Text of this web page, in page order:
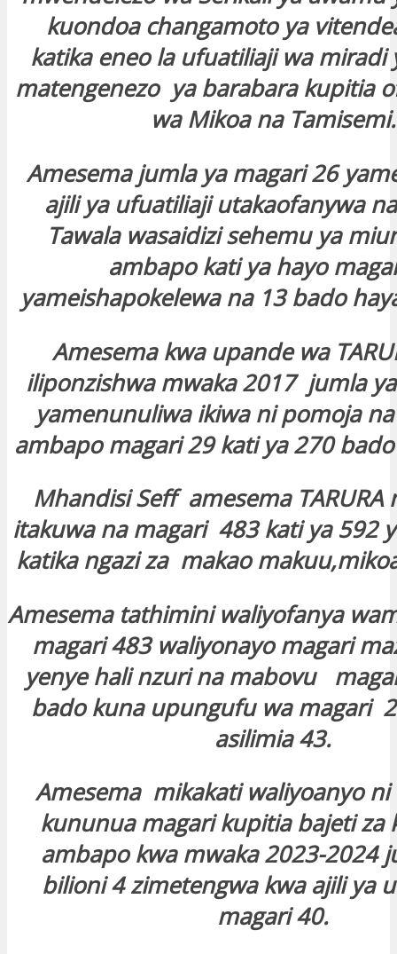
kuondoa changamoto ya
katika eneo la ufuatiliaji wa miradi
matengenezo ya barabara kupitia
wa Mikoa na Tamisemi.
Amesema jumla ya magari 26
ajili ya ufuatiliaji utakaofanywa
Tawala wasaidizi sehemu ya
ambapo kati ya hayo
yameishapokelewa na 13 bado
Amesema kwa upande wa
iliponzishwa mwaka 2017 jumla
yamenunuliwa ikiwa ni pomoja
ambapo magari 29 kati ya 270
Mhandisi Seff amesema TARURA
itakuwa na magari 483 kati ya 592
katika ngazi za makao
Amesema tathimini waliyofanya
magari 483 waliyonayo magari
yenye hali nzuri na mabovu
bado kuna upungufu wa magari
asilimia 43.
Amesema mikakati waliyoanyo
kununua magari kupitia bajeti za
ambapo kwa mwaka 2023-2024
bilioni 4 zimetengwa kwa ajili ya
magari 40.